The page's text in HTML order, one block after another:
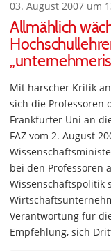
03. August 2007 um
Allmählich
Mit harscher Kritik
sich die Professoren
Frankfurter Uni an
FAZ vom 2. August
bei den Professoren
Wissenschaftspolitik
Verantwortung für
Empfehlung, sich